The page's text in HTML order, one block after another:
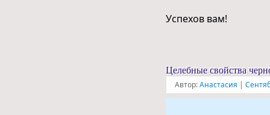
Успехов вам!
Целебные свойства
Автор:Анастасия |